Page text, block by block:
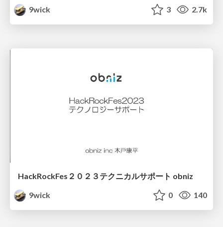
9wick
3 2.7k
HackRockFes２０２３テクニカルサポート obniz
9wick
0 140